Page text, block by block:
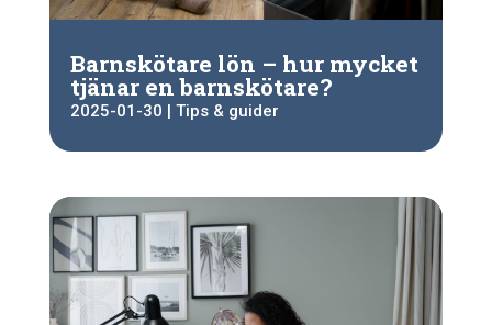
Barnskötare lön – hur mycket
tjänar en barnskötare?
2025-01-30 | Tips & guider